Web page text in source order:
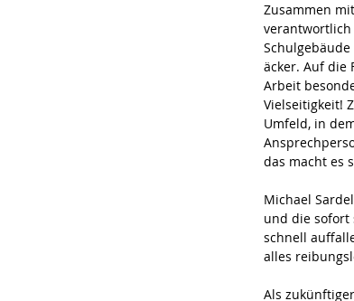
Zusammen
äcker. Auf die
Arbeit
Vielseitigkeit!
Umfeld, in
das macht es
Michael
und die sofort
schnell
alles
Als